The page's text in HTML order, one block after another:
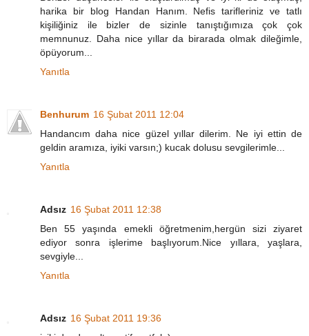
harika bir blog Handan Hanım. Nefis tarifleriniz ve tatlı
kişiliğiniz ile bizler de sizinle tanıştığımıza çok çok
memnunuz. Daha nice yıllar da birarada olmak dileğimle,
öpüyorum...
Yanıtla
Benhurum 16 Şubat 2011 12:04
Handancım daha nice güzel yıllar dilerim. Ne iyi ettin de
geldin aramıza, iyiki varsın;) kucak dolusu sevgilerimle...
Yanıtla
Adsız 16 Şubat 2011 12:38
Ben 55 yaşında emekli öğretmenim,hergün sizi ziyaret
ediyor sonra işlerime başlıyorum.Nice yıllara, yaşlara,
sevgiyle...
Yanıtla
Adsız 16 Şubat 2011 19:36